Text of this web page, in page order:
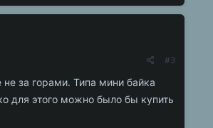
#3
за горами. Типа мини байка
для этого можно было бы купить